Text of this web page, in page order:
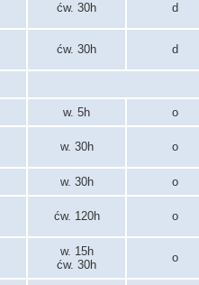
ćw. 30h d
ćw. 30h d
w. 5h o
w. 30h o
w. 30h o
ćw. 120h o
w. 15h
ćw. 30h
o